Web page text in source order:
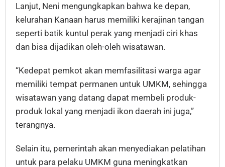
Lanjut, Neni mengungkapkan bahwa ke depan,
kelurahan Kanaan harus memiliki kerajinan tangan
seperti batik kuntul perak yang menjadi ciri khas
dan bisa dijadikan oleh-oleh wisatawan.
“Kedepat pemkot akan memfasilitasi warga agar
memiliki tempat permanen untuk UMKM, sehingga
wisatawan yang datang dapat membeli produk-
produk lokal yang menjadi ikon daerah ini juga,”
terangnya.
Selain itu, pemerintah akan menyediakan pelatihan
untuk para pelaku UMKM guna meningkatkan